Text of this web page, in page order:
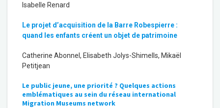
Isabelle Renard
Le projet d’acquisition de la Barre Robespierre :
quand les enfants créent un objet de patrimoine
Catherine Abonnel, Elisabeth Jolys-Shimells, Mikaël
Petitjean
Le public jeune, une priorité ? Quelques actions
emblématiques au sein du réseau international
Migration Museums network